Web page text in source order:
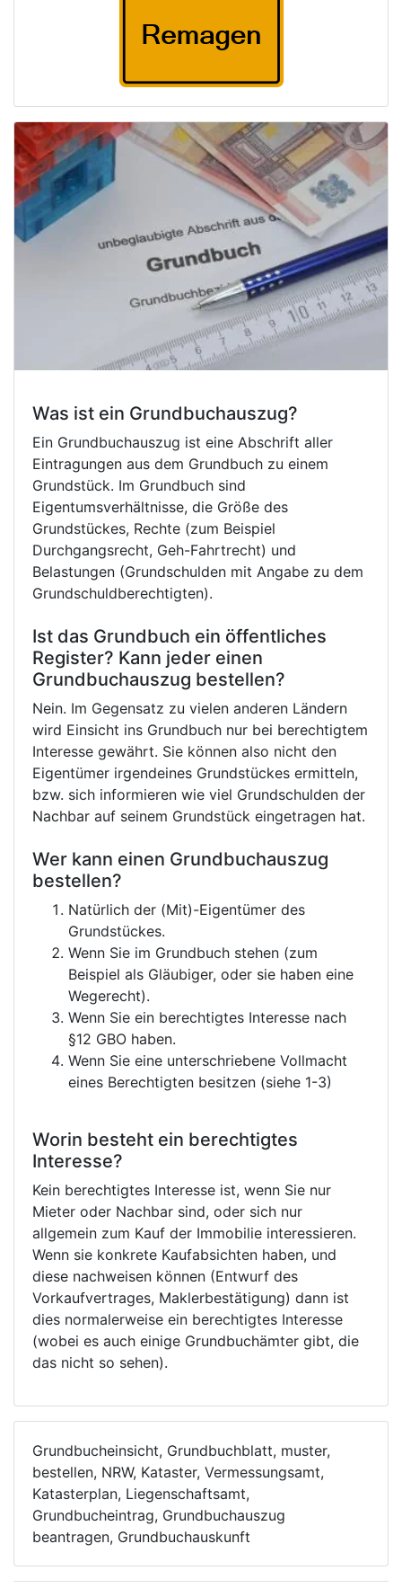
Was ist ein Grundbuchauszug?
Ein Grundbuchauszug ist eine Abschrift aller
Eintragungen aus dem Grundbuch zu einem
Grundstück. Im Grundbuch sind
Eigentumsverhältnisse, die Größe des
Grundstückes, Rechte (zum Beispiel
Durchgangsrecht, Geh-Fahrtrecht) und
Belastungen (Grundschulden mit Angabe zu dem
Grundschuldberechtigten).
Ist das Grundbuch ein öffentliches
Register? Kann jeder einen
Grundbuchauszug bestellen?
Nein. Im Gegensatz zu vielen anderen Ländern
wird Einsicht ins Grundbuch nur bei berechtigtem
Interesse gewährt. Sie können also nicht den
Eigentümer irgendeines Grundstückes ermitteln,
bzw. sich informieren wie viel Grundschulden der
Nachbar auf seinem Grundstück eingetragen hat.
Wer kann einen Grundbuchauszug
bestellen?
Natürlich der (Mit)-Eigentümer des
Grundstückes.
Wenn Sie im Grundbuch stehen (zum
Beispiel als Gläubiger, oder sie haben eine
Wegerecht).
Wenn Sie ein berechtigtes Interesse nach
§12 GBO haben.
Wenn Sie eine unterschriebene Vollmacht
eines Berechtigten besitzen (siehe 1-3)
Worin besteht ein berechtigtes
Interesse?
Kein berechtigtes Interesse ist, wenn Sie nur
Mieter oder Nachbar sind, oder sich nur
allgemein zum Kauf der Immobilie interessieren.
Wenn sie konkrete Kaufabsichten haben, und
diese nachweisen können (Entwurf des
Vorkaufvertrages, Maklerbestätigung) dann ist
dies normalerweise ein berechtigtes Interesse
(wobei es auch einige Grundbuchämter gibt, die
das nicht so sehen).
Grundbucheinsicht, Grundbuchblatt, muster,
bestellen, NRW, Kataster, Vermessungsamt,
Katasterplan, Liegenschaftsamt,
Grundbucheintrag, Grundbuchauszug
beantragen, Grundbuchauskunft